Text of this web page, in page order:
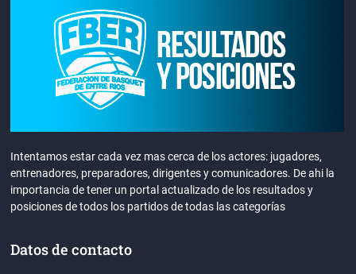
Intentamos estar cada vez mas cerca de los actores: jugadores,
entrenadores, preparadores, dirigentes y comunicadores. De ahi la
importancia de tener un portal actualizado de los resultados y
posiciones de todos los partidos de todas las categorías
Datos de contacto